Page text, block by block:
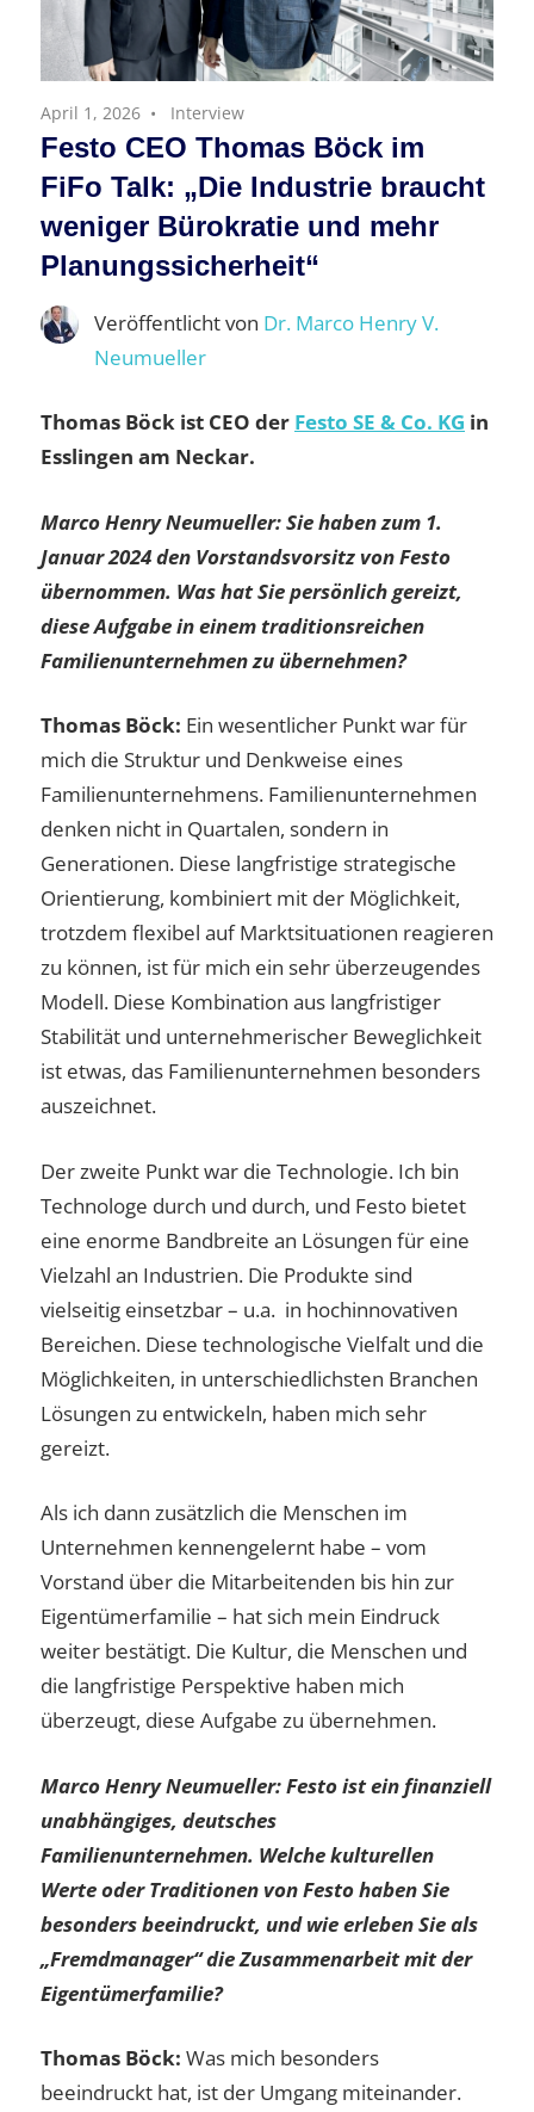
April 1, 2026 Interview
Festo CEO Thomas Böck im
FiFo Talk: „Die Industrie braucht
weniger Bürokratie und mehr
Planungssicherheit“
Veröffentlicht von Dr. Marco Henry V.
Neumueller
Thomas Böck ist CEO der Festo SE & Co. KG in
Esslingen am Neckar.
Marco Henry Neumueller: Sie haben zum 1.
Januar 2024 den Vorstandsvorsitz von Festo
übernommen. Was hat Sie persönlich gereizt,
diese Aufgabe in einem traditionsreichen
Familienunternehmen zu übernehmen?
Thomas Böck: Ein wesentlicher Punkt war für
mich die Struktur und Denkweise eines
Familienunternehmens. Familienunternehmen
denken nicht in Quartalen, sondern in
Generationen. Diese langfristige strategische
Orientierung, kombiniert mit der Möglichkeit,
trotzdem flexibel auf Marktsituationen reagieren
zu können, ist für mich ein sehr überzeugendes
Modell. Diese Kombination aus langfristiger
Stabilität und unternehmerischer Beweglichkeit
ist etwas, das Familienunternehmen besonders
auszeichnet.
Der zweite Punkt war die Technologie. Ich bin
Technologe durch und durch, und Festo bietet
eine enorme Bandbreite an Lösungen für eine
Vielzahl an Industrien. Die Produkte sind
vielseitig einsetzbar – u.a. in hochinnovativen
Bereichen. Diese technologische Vielfalt und die
Möglichkeiten, in unterschiedlichsten Branchen
Lösungen zu entwickeln, haben mich sehr
gereizt.
Als ich dann zusätzlich die Menschen im
Unternehmen kennengelernt habe – vom
Vorstand über die Mitarbeitenden bis hin zur
Eigentümerfamilie – hat sich mein Eindruck
weiter bestätigt. Die Kultur, die Menschen und
die langfristige Perspektive haben mich
überzeugt, diese Aufgabe zu übernehmen.
Marco Henry Neumueller: Festo ist ein finanziell
unabhängiges, deutsches
Familienunternehmen. Welche kulturellen
Werte oder Traditionen von Festo haben Sie
besonders beeindruckt, und wie erleben Sie als
„Fremdmanager“ die Zusammenarbeit mit der
Eigentümerfamilie?
Thomas Böck: Was mich besonders
beeindruckt hat, ist der Umgang miteinander.